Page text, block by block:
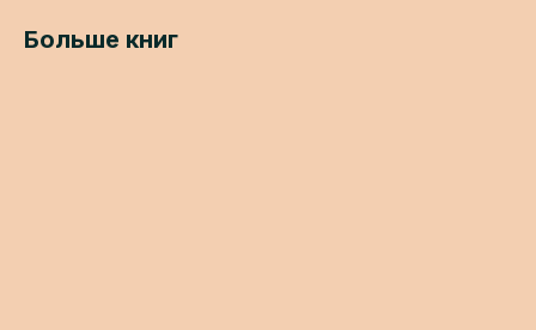
Больше книг